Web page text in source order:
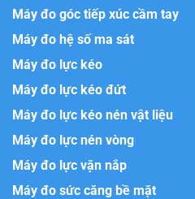
Máy đo góc tiếp xúc cầm tay
Máy đo hệ số ma sát
Máy đo lực kéo
Máy đo lực kéo đứt
Máy đo lực kéo nén vật liệu
Máy đo lực nén vòng
Máy đo lực vặn nắp
Máy đo sức căng bề mặt